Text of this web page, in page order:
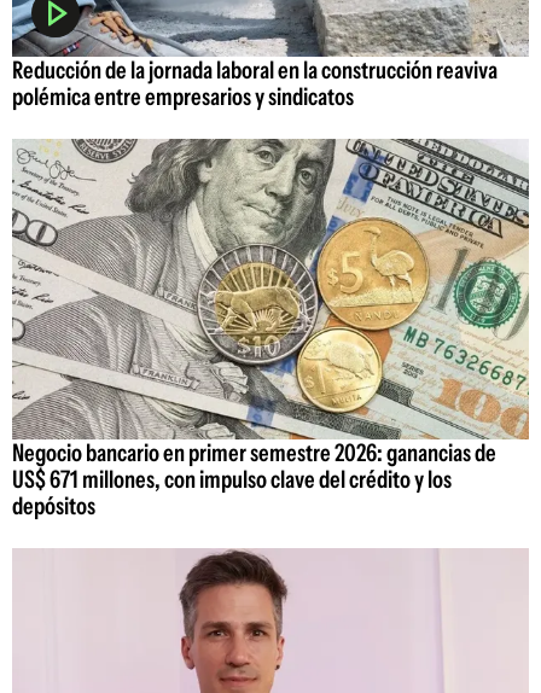
Reducción de la jornada laboral en la construcción reaviva
polémica entre empresarios y sindicatos
Negocio bancario en primer semestre 2026: ganancias de
US$ 671 millones, con impulso clave del crédito y los
depósitos